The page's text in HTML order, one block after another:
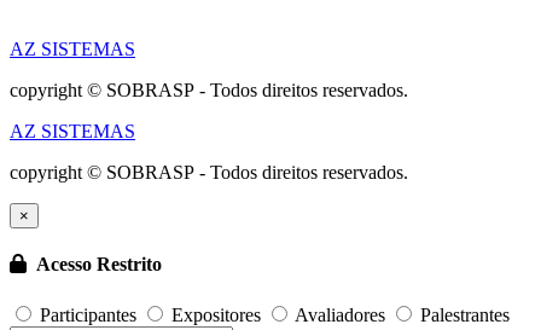
AZ SISTEMAS
copyright © SOBRASP - Todos direitos reservados.
AZ SISTEMAS
copyright © SOBRASP - Todos direitos reservados.
×
Acesso Restrito
Participantes Expositores Avaliadores Palestrantes